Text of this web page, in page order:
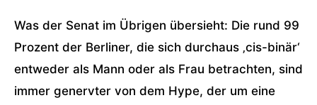
Was der Senat im Übrigen übersieht: Die rund 99
Prozent der Berliner, die sich durchaus ‚cis-binär‘
entweder als Mann oder als Frau betrachten, sind
immer genervter von dem Hype, der um eine